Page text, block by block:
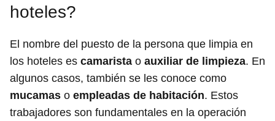
hoteles?
El nombre del puesto de la persona que limpia en
los hoteles es camarista o auxiliar de limpieza. En
algunos casos, también se les conoce como
mucamas o empleadas de habitación. Estos
trabajadores son fundamentales en la operación